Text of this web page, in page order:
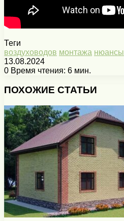
Теги
воздуховодов монтажа нюансы
13.08.2024
0 Время чтения: 6 мин.
ПОХОЖИЕ СТАТЬИ